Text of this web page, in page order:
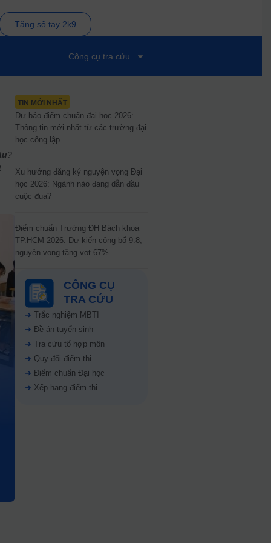
Tặng sổ tay 2k9
Công cụ tra cứu
?
TIN MỚI NHẤT
Dự báo điểm chuẩn đại học 2026:
Thông tin mới nhất từ các trường đại
học công lập
Xu hướng đăng ký nguyện vọng Đại
học 2026: Ngành nào đang dẫn đầu
cuộc đua?
Điểm chuẩn Trường ĐH Bách khoa
TP.HCM 2026: Dự kiến công bố 9.8,
nguyện vọng tăng vọt 67%
CÔNG CỤ
TRA CỨU
➜ Trắc nghiệm MBTI
➜ Đề án tuyển sinh
➜ Tra cứu tổ hợp môn
➜ Quy đổi điểm thi
➜ Điểm chuẩn Đại học
➜ Xếp hạng điểm thi